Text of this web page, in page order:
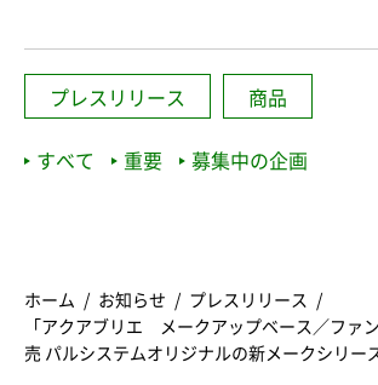
プレスリリース 商品
すべて 重要 募集中の企画
ホーム お知らせ
プレスリリース
「アクアブリエ メークアップベース／ファ
売 パルシステムオリジナルの新メークシリー